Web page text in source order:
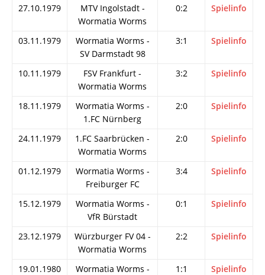
27.10.1979
MTV Ingolstadt -
Wormatia Worms
0:2 Spielinfo
03.11.1979
Wormatia Worms -
SV Darmstadt 98
3:1 Spielinfo
10.11.1979
FSV Frankfurt -
Wormatia Worms
3:2 Spielinfo
18.11.1979
Wormatia Worms -
1.FC Nürnberg
2:0 Spielinfo
24.11.1979
1.FC Saarbrücken -
Wormatia Worms
2:0 Spielinfo
01.12.1979
Wormatia Worms -
Freiburger FC
3:4 Spielinfo
15.12.1979
Wormatia Worms -
VfR Bürstadt
0:1 Spielinfo
23.12.1979
Würzburger FV 04 -
Wormatia Worms
2:2 Spielinfo
19.01.1980
Wormatia Worms -
1:1 Spielinfo